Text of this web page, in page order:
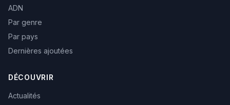
ADN
Par genre
Par pays
Dernières ajoutées
DÉCOUVRIR
Actualités